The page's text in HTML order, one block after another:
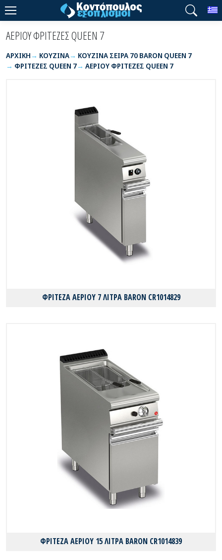
ΑΕΡΙΟΥ ΦΡΙΤΕΖΕΣ QUEEN 7
ΑΡΧΙΚΉ ΚΟΥΖΙΝΑ
ΚΟΥΖΙΝΑ ΣΕΙΡΑ 70 BARON QUEEN 7
ΦΡΙΤΕΖΕΣ QUEEN 7
ΑΕΡΙΟΥ ΦΡΙΤΕΖΕΣ QUEEN 7
ΦΡΙΤΕΖΑ ΑΕΡΙΟΥ 7 ΛΙΤΡΑ BARON CR1014829
ΦΡΙΤΕΖΑ ΑΕΡΙΟΥ 15 ΛΙΤΡΑ BARON CR1014839